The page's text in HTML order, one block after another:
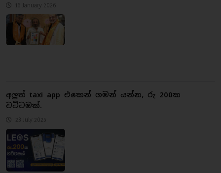
16 January 2026
අලුත් taxi app එකෙන් ගමන් යන්න, රු 200ක
වට්ටමක්.
23 July 2025